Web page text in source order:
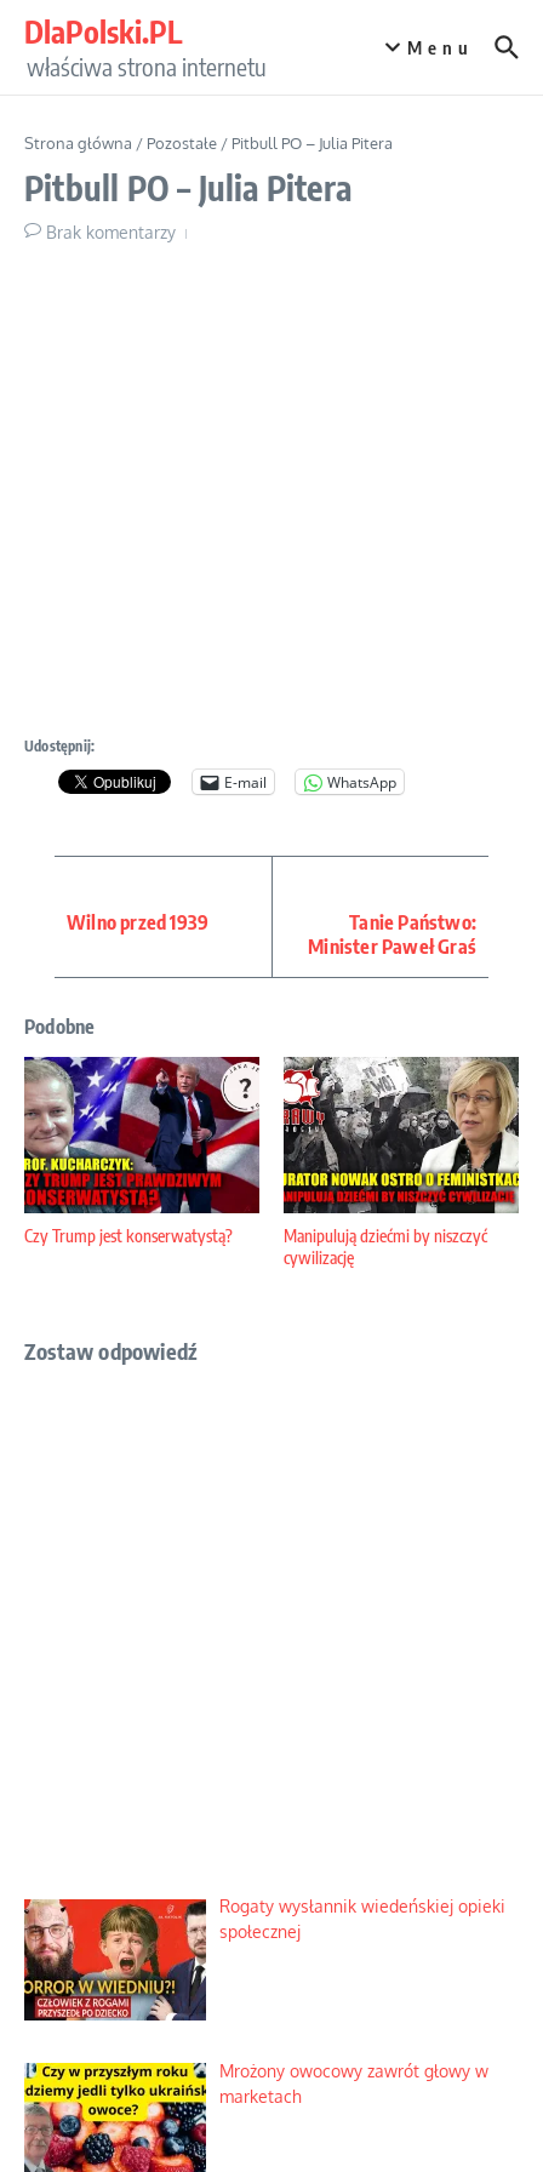
DlaPolski.PL
właściwa strona internetu
Menu
Strona główna / Pozostałe / Pitbull PO – Julia Pitera
Pitbull PO – Julia Pitera
Brak komentarzy
Udostępnij:
E-mail WhatsApp
Wilno przed 1939
Tanie Państwo:
Minister Paweł Graś
Podobne
Czy Trump jest konserwatystą?
Manipulują dziećmi by niszczyć
cywilizację
Zostaw odpowiedź
Rogaty wysłannik wiedeńskiej opieki
społecznej
Mrożony owocowy zawrót głowy w
marketach